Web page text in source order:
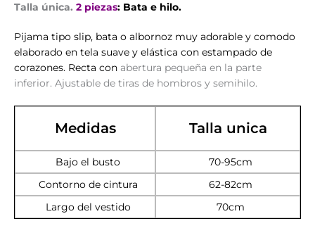
Talla única. 2 piezas: Bata e hilo.
Pijama tipo slip, bata o albornoz muy adorable y comodo
elaborado en tela suave y elástica con estampado de
corazones. Recta con abertura pequeña en la parte
inferior. Ajustable de tiras de hombros y semihilo.
Medidas Talla unica
Bajo el busto
70-95cm
Contorno de cintura
62-82cm
Largo del vestido
70cm